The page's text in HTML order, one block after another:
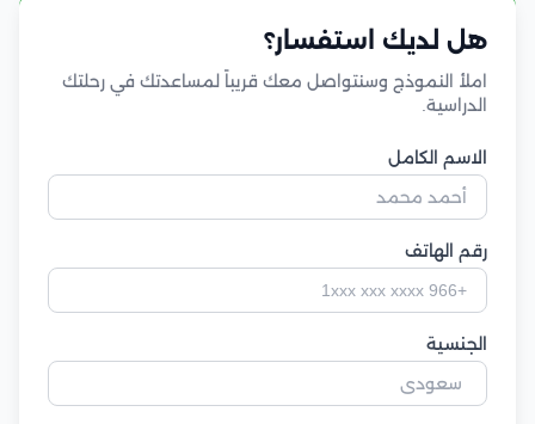
هل لديك استفسار؟
املأ النموذج وسنتواصل معك قريباً لمساعدتك في رحلتك
الدراسية.
الاسم الكامل
رقم الهاتف
الجنسية